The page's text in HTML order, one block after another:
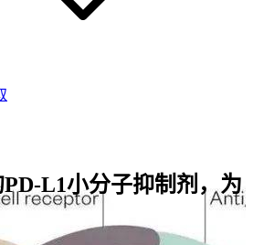
L1小分子抑制剂，为